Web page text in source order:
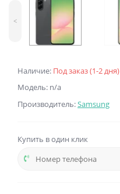
Наличие: Под заказ (1-2 дня)
Модель: n/a
Производитель:Samsung
<
Купить в один клик